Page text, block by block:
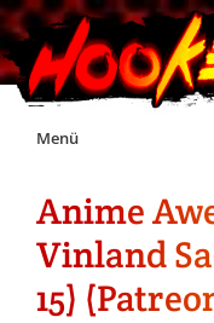
Skip
Menü
Unterstützt Hooked!
Exklusiv für
Anime
Vinland
15)